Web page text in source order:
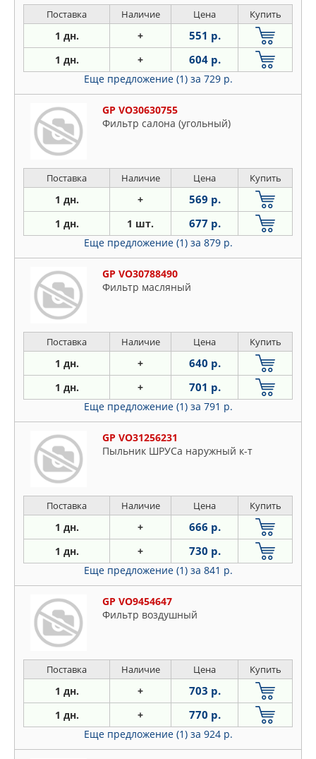
Поставка Наличие Цена Купить
1 дн. + 551 р.
1 дн. + 604 р.
Еще предложение (1) за 729 р.
GP VO30630755
Фильтр салона (угольный)
Поставка Наличие Цена Купить
1 дн. + 569 р.
1 дн. 1 шт. 677 р.
Еще предложение (1) за 879 р.
GP VO30788490
Фильтр масляный
Поставка Наличие Цена Купить
1 дн. + 640 р.
1 дн. + 701 р.
Еще предложение (1) за 791 р.
GP VO31256231
Пыльник ШРУСа наружный к-т
Поставка Наличие Цена Купить
1 дн. + 666 р.
1 дн. + 730 р.
Еще предложение (1) за 841 р.
GP VO9454647
Фильтр воздушный
Поставка Наличие Цена Купить
1 дн. + 703 р.
1 дн. + 770 р.
Еще предложение (1) за 924 р.